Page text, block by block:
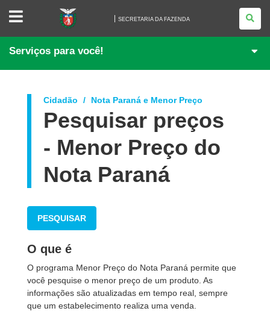
SECRETARIA
FAZENDA
SECRETARIA DA FAZENDA
Serviços para você!
Cidadão Nota Paraná e Menor Preço
Pesquisar preços
- Menor Preço do
Nota Paraná
PESQUISAR
O que é
O programa Menor Preço do Nota Paraná permite que
você pesquise o menor preço de um produto. As
informações são atualizadas em tempo real, sempre
que um estabelecimento realiza uma venda.